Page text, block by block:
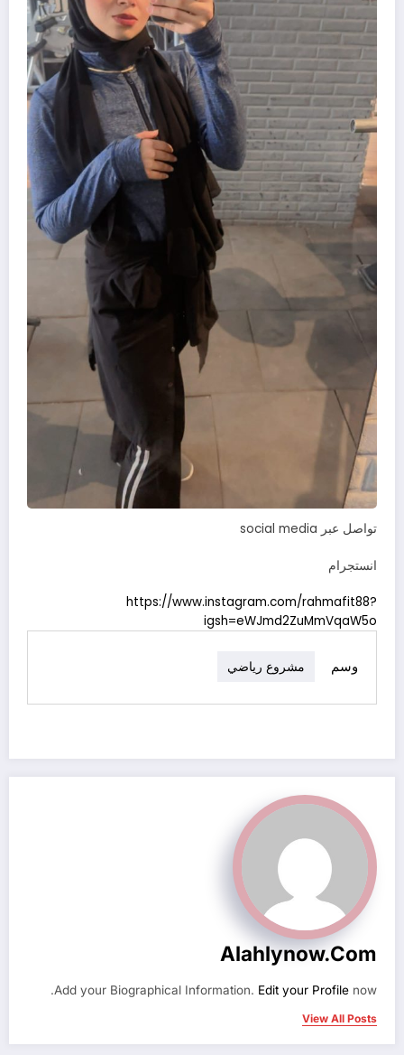
تواصل عبر social media
انستجرام
https://www.instagram.com/rahmafit88?
igsh=eWJmd2ZuMmVqaW5o
وسم مشروع رياضي
Alahlynow.com
Add your Biographical Information. Edit your Profile now.
View All Posts